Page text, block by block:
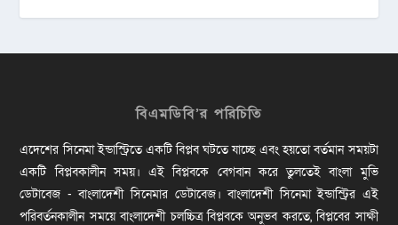
বিএমডিবি’র পরিচিতি
এদেশের সিনেমা ইন্ডাস্ট্রিতে একটি বিপ্লব ঘটতে যাচ্ছে এবং হয়তো বর্তমান সময়টা
একটি বিপ্লবকালীন সময়। এই বিপ্লবকে বেগবান করে তুলতেই বাংলা মুভি
ডেটাবেজ - বাংলাদেশী সিনেমার ডেটাবেজ। বাংলাদেশী সিনেমা ইন্ডাস্ট্রির এই
পরিবর্তনকালীন সময়ে বাংলাদেশী চলচ্চিত্র বিপ্লবকে অনুভব করতে, বিপ্লবের সাক্ষী